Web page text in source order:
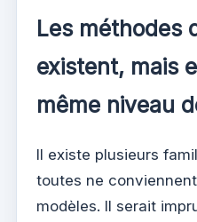
Les méthodes
existent, mais
même niveau
Il existe plusieurs
toutes ne
modèles. Il serait